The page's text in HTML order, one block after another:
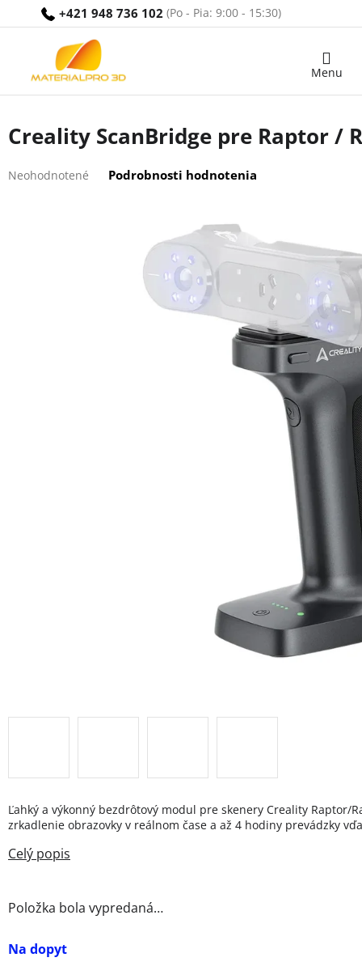
+421 948 736 102
Nákupný
Creality ScanBridge pre Raptor /
hodnotenie
Neohodnotené Podrobnosti hodnotenia
Na dopyt
Položka bola vypredaná…
Ľahký a výkonný bezdrôtový modul pre skenery Creality Raptor/
zrkadlenie obrazovky v reálnom čase a až 4 hodiny prevádzky